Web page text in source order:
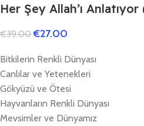
Her Şey Allah’ı
€39.00 €27.00
Bitkilerin Renkli Dünyası
Canlılar ve Yetenekleri
Gökyüzü ve Ötesi
Hayvanların Renkli Dünyası
Mevsimler ve Dünyamız